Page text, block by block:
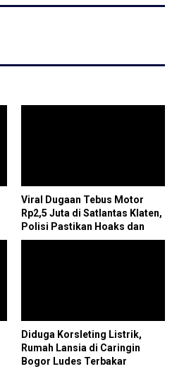
Viral Dugaan Tebus Motor
Rp2,5 Juta di Satlantas Klaten,
Polisi Pastikan Hoaks dan
Pengambilan Barang Bukti
Diduga Korsleting Listrik,
Rumah Lansia di Caringin
Bogor Ludes Terbakar